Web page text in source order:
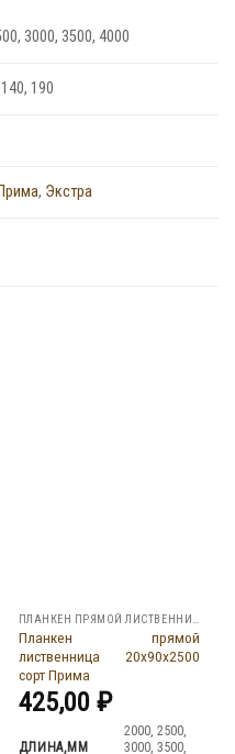
3000, 3500, 4000
190
, Экстра
Планкен прямой
лиственница 20x90x2500
сорт Прима
425,00 ₽
ДЛИНА,ММ
2000, 2500,
3000, 3500,